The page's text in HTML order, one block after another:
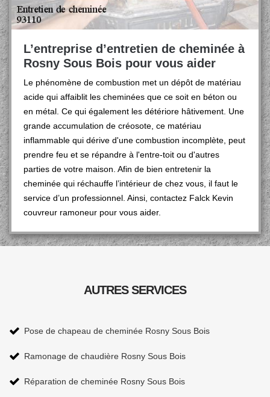
L’entreprise d’entretien de cheminée à
Rosny Sous Bois pour vous aider
Le phénomène de combustion met un dépôt de matériau
acide qui affaiblit les cheminées que ce soit en béton ou
en métal. Ce qui également les détériore hâtivement. Une
grande accumulation de créosote, ce matériau
inflammable qui dérive d'une combustion incomplète, peut
prendre feu et se répandre à l'entre-toit ou d'autres
parties de votre maison. Afin de bien entretenir la
cheminée qui réchauffe l’intérieur de chez vous, il faut le
service d’un professionnel. Ainsi, contactez Falck Kevin
couvreur ramoneur pour vous aider.
AUTRES SERVICES
Pose de chapeau de cheminée Rosny Sous Bois
Ramonage de chaudière Rosny Sous Bois
Réparation de cheminée Rosny Sous Bois